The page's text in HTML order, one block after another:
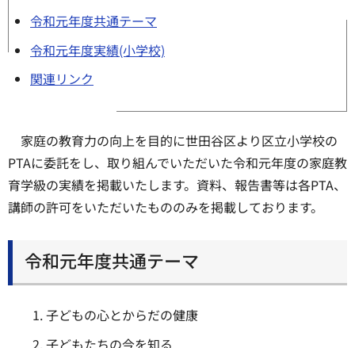
令和元年度共通テーマ
令和元年度実績(小学校)
関連リンク
家庭の教育力の向上を目的に世田谷区より区立小学校の
PTAに委託をし、取り組んでいただいた令和元年度の家庭教
育学級の実績を掲載いたします。資料、報告書等は各PTA、
講師の許可をいただいたもののみを掲載しております。
令和元年度共通テーマ
子どもの心とからだの健康